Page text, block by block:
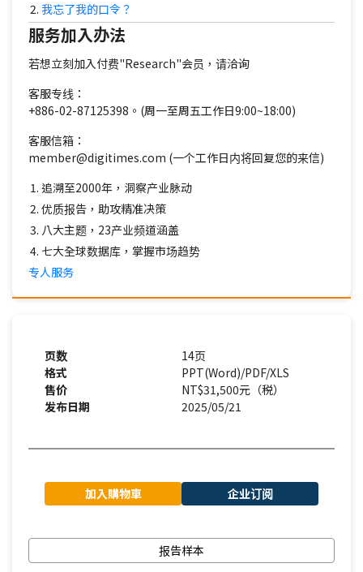
我忘了我的口令？
服务加入办法
若想立刻加入付费"Research"会员，请洽询
客服专线：
+886-02-87125398。(周一至周五工作日9:00~18:00)
客服信箱：
member@digitimes.com (一个工作日内将回复您的来信)
追溯至2000年，洞察产业脉动
优质报告，助攻精准决策
八大主题，23产业频道涵盖
七大全球数据库，掌握市场趋势
专人服务
页数
14页
格式
PPT(Word)/PDF/XLS
售价
NT$31,500元（税）
发布日期
2025/05/21
加入購物車 企业订阅
报告样本